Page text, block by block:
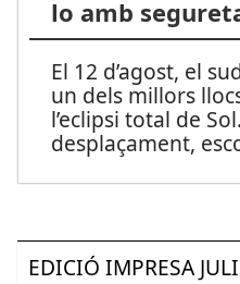
lo amb
El 12 d’agost, el
un dels millors
l’eclipsi total de
desplaçament,
EDICIÓ IMPRESA